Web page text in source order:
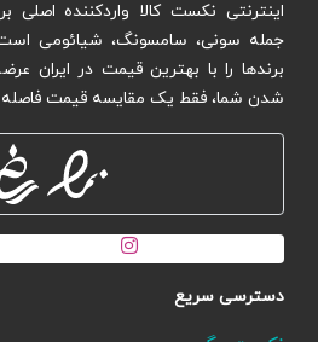
اینترنتی نکست کالا واردکننده اصلی
جمله سونی، سامسونگ، شیائومی
برندها را با بهترین قیمت در ایران
شدن شما، فقط یک مقایسه قیمت
دسترسی سریع